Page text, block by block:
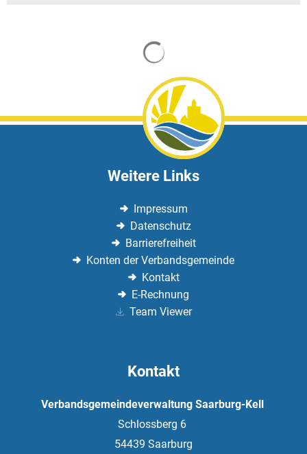
Weitere Links
Impressum
Datenschutz
Barrierefreiheit
Konten der Verbandsgemeinde
Kontakt
E-Rechnung
Team Viewer
Kontakt
Verbandsgemeindeverwaltung Saarburg-Kell
Schlossberg 6
54439 Saarburg